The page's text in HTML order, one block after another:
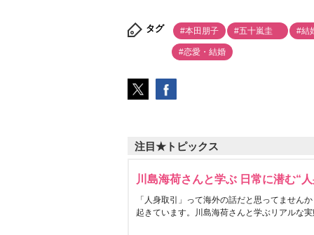
タグ #本田朋子 #五十嵐圭 #結
#恋愛・結婚
注目★トピックス
川島海荷さんと学ぶ 日常に潜む“
「人身取引」って海外の話だと思ってません
起きています。川島海荷さんと学ぶリアルな